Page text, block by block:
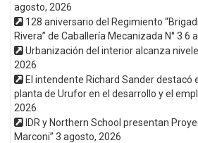
agosto, 2026
128 aniversario del Regimiento
Rivera” de Caballería Mecanizada N° 3 6
Urbanización del interior alcanza
2026
El intendente Richard Sander destacó
planta de Urufor en el desarrollo y el
2026
IDR y Northern School presentan
Marconi” 3 agosto, 2026